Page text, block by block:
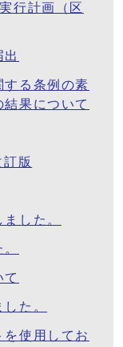
行計画（区
る条例の素
果について
版
した。
た。
使用してお